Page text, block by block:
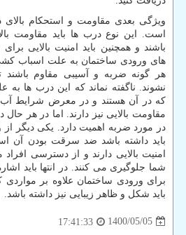
ویژگی بعدی مقاومت و استحکام
است. این نوع درب ها باید مقاومت
باشند و همچنین باید امنیت بالایی
های ورودی ساختمان به علت اسباب
هر گونه ضربه و آسیبی مقاوم
نشوند. ناگفته نماند که این درب ها
که در آن هستند و در معرض شرایط آب
مقاومت بالایی نیز دارند. اما در هر
در مورد ضربه اهمیت دارد. یکی دیگر
باید داشته باشد ضد سرقت بودن
امنیت بالایی دارند و از دسترسی
شما جلوگیری می کنند. در انتها باید
برای ورودی ساختمان علاوه بر مواردی
باید شکل و ظاهر زیبایی نیز داشته باشد.
1400/05/05
17:41:33